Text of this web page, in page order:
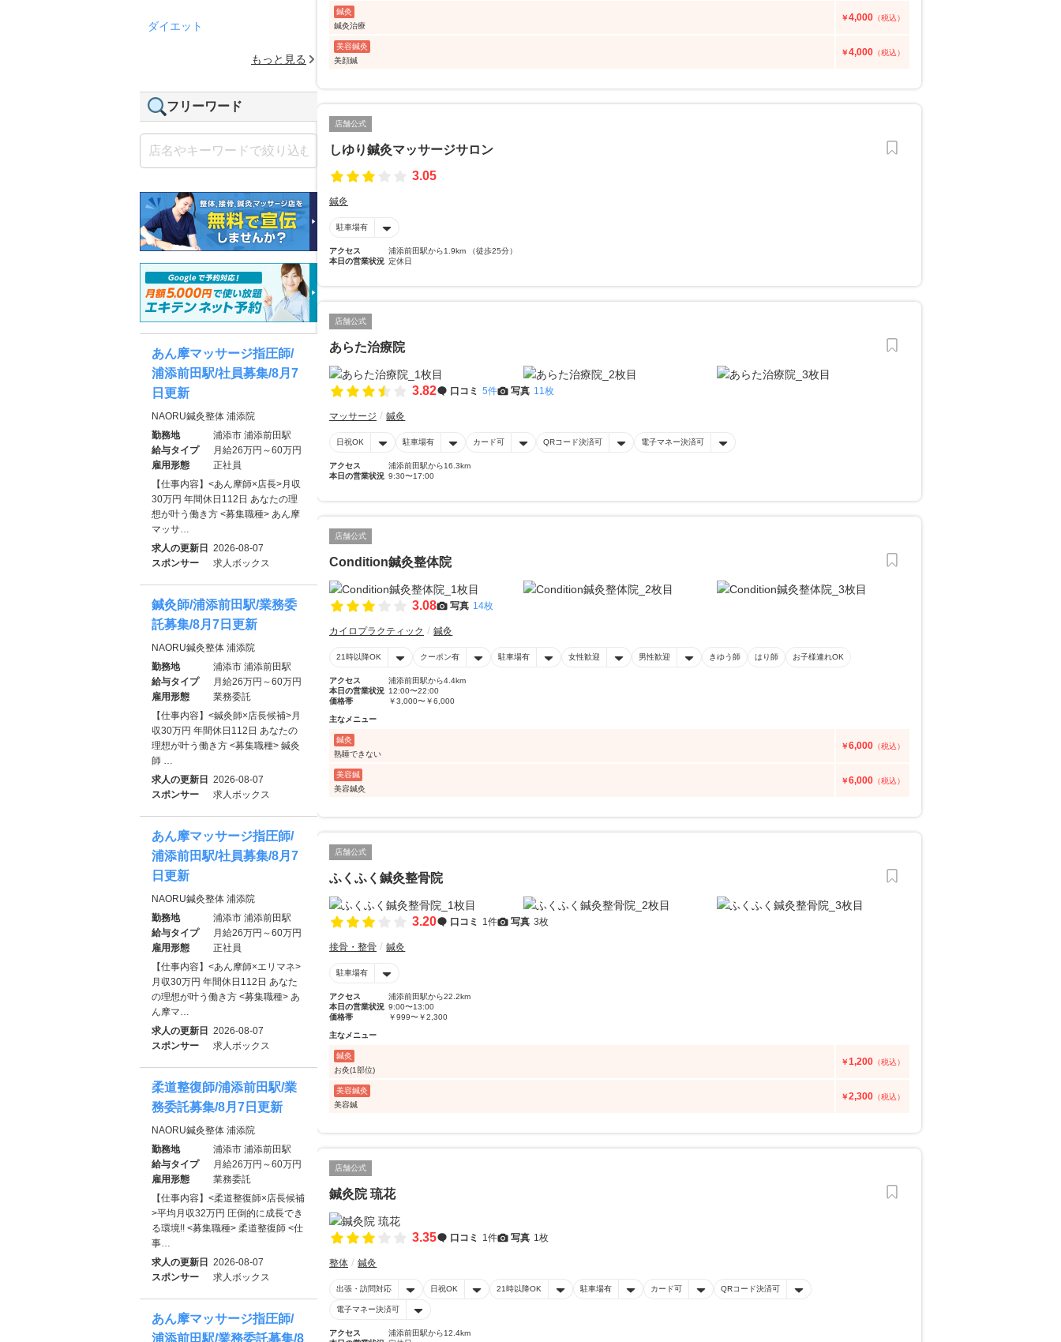
鍼灸
鍼灸治療
￥4,000 （税込）
美容鍼灸
美顔鍼
￥4,000 （税込）
店舗公式
しゆり鍼灸マッサージサロン
3.05
鍼灸
駐車場有
アクセス
浦添前田駅から1.9km （徒歩25分）
本日の営業状況 定休日
店舗公式
あらた治療院
3.82 口コミ 5件 写真 11枚
マッサージ 鍼灸
日祝OK 駐車場有 カード可 QRコード決済可 電子マネー決済可
アクセス
浦添前田駅から16.3km
本日の営業状況 9:30〜17:00
店舗公式
Condition鍼灸整体院
3.08 写真 14枚
カイロプラクティック 鍼灸
21時以降OK クーポン有 駐車場有 女性歓迎 男性歓迎 きゆう師 はり師 お子様連れOK
アクセス
浦添前田駅から4.4km
本日の営業状況 12:00〜22:00
価格帯
￥3,000〜￥6,000
主なメニュー
鍼灸
熟睡できない
￥6,000 （税込）
美容鍼
美容鍼灸
￥6,000 （税込）
店舗公式
ふくふく鍼灸整骨院
3.20 口コミ 1件 写真 3枚
接骨・整骨 鍼灸
駐車場有
アクセス
浦添前田駅から22.2km
本日の営業状況 9:00〜13:00
価格帯
￥999〜￥2,300
主なメニュー
鍼灸
お灸(1部位)
￥1,200 （税込）
美容鍼灸
美容鍼
￥2,300 （税込）
店舗公式
鍼灸院 琉花
3.35 口コミ 1件 写真 1枚
整体 鍼灸
出張・訪問対応 日祝OK 21時以降OK 駐車場有 カード可 QRコード決済可
電子マネー決済可
アクセス
浦添前田駅から12.4km
ダイエット
もっと見る
フリーワード
あん摩マッサージ指圧師/
浦添前田駅/社員募集/8月7
日更新
NAORU鍼灸整体 浦添院
勤務地
浦添市 浦添前田駅
給与タイプ
月給26万円～60万円
雇用形態
正社員
【仕事内容】<あん摩師×店長>月収
30万円 年間休日112日 あなたの理
想が叶う働き方 <募集職種> あん摩
マッサ…
求人の更新日 2026-08-07
スポンサー
求人ボックス
鍼灸師/浦添前田駅/業務委
託募集/8月7日更新
NAORU鍼灸整体 浦添院
勤務地
浦添市 浦添前田駅
給与タイプ
月給26万円～60万円
雇用形態
業務委託
【仕事内容】<鍼灸師×店長候補>月
収30万円 年間休日112日 あなたの
理想が叶う働き方 <募集職種> 鍼灸
師 …
求人の更新日 2026-08-07
スポンサー
求人ボックス
あん摩マッサージ指圧師/
浦添前田駅/社員募集/8月7
日更新
NAORU鍼灸整体 浦添院
勤務地
浦添市 浦添前田駅
給与タイプ
月給26万円～60万円
雇用形態
正社員
【仕事内容】<あん摩師×エリマネ>
月収30万円 年間休日112日 あなた
の理想が叶う働き方 <募集職種> あ
ん摩マ…
求人の更新日 2026-08-07
スポンサー
求人ボックス
柔道整復師/浦添前田駅/業
務委託募集/8月7日更新
NAORU鍼灸整体 浦添院
勤務地
浦添市 浦添前田駅
給与タイプ
月給26万円～60万円
雇用形態
業務委託
【仕事内容】<柔道整復師×店長候補
>平均月収32万円 圧倒的に成長でき
る環境!! <募集職種> 柔道整復師 <仕
事…
求人の更新日 2026-08-07
スポンサー
求人ボックス
あん摩マッサージ指圧師/
浦添前田駅/業務委託募集/8